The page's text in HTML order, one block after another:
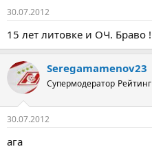
30.07.2012
15 лет литовке и ОЧ. Браво !
Seregamamenov23
Супермодератор
30.07.2012
aгa